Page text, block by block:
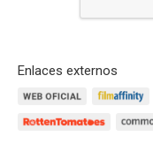
Enlaces externos